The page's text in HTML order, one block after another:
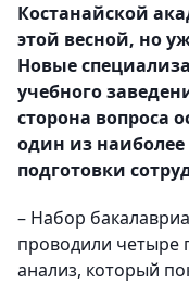
Костанайской
этой весной, но
Новые
учебного
сторона вопроса
один из наиболее
подготовки
– Набор
проводили четыре
анализ, который